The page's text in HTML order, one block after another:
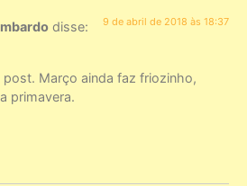
disse: 9 de abril de 2018 às 18:37
Março ainda faz friozinho,
primavera.